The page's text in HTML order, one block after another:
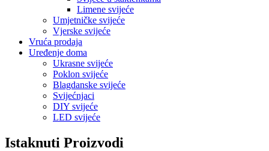
Limene svijeće
Umjetničke svijeće
Vjerske svijeće
Vruća prodaja
Uređenje doma
Ukrasne svijeće
Poklon svijeće
Blagdanske svijeće
Svijećnjaci
DIY svijeće
LED svijeće
Istaknuti Proizvodi